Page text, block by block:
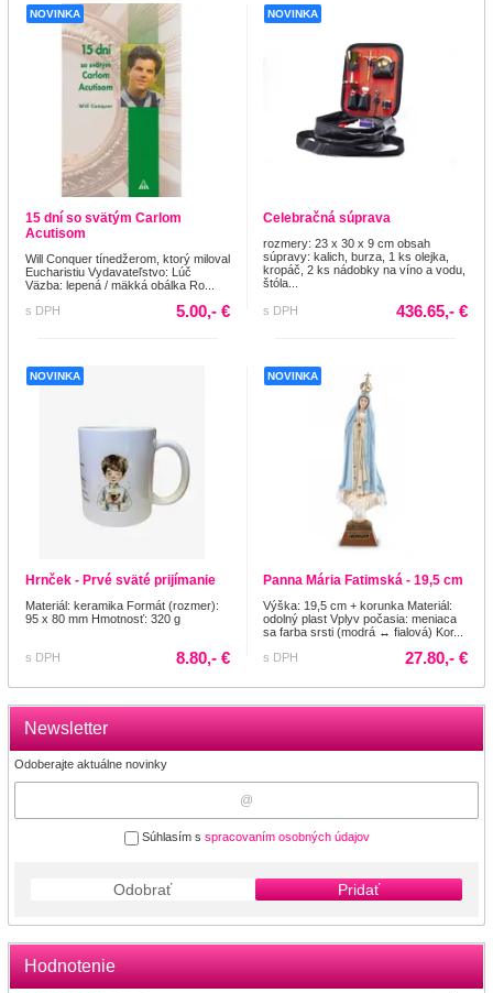
Newsletter
Odoberajte aktuálne novinky
Súhlasím s spracovaním osobných údajov
Odobrať Pridať
Hodnotenie
NOVINKA
15 dní so svätým Carlom
Acutisom
Will Conquer tínedžerom, ktorý miloval
Eucharistiu Vydavateľstvo: Lúč
Väzba: lepená / mäkká obálka Ro...
s DPH
5.00,- €
NOVINKA
Celebračná súprava
rozmery: 23 x 30 x 9 cm obsah
súpravy: kalich, burza, 1 ks olejka,
kropáč, 2 ks nádobky na víno a vodu,
štóla...
s DPH 436.65,- €
NOVINKA
Hrnček - Prvé sväté prijímanie
Materiál: keramika Formát (rozmer):
95 x 80 mm Hmotnosť: 320 g
s DPH 8.80,- €
NOVINKA
Panna Mária Fatimská - 19,5 cm
Výška: 19,5 cm + korunka Materiál:
odolný plast Vplyv počasia: meniaca
sa farba srsti (modrá ↔ fialová) Kor...
s DPH
27.80,- €